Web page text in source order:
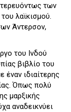
των
λαϊκισμού.
Άντερσον,
του Ινδού
βιβλίο του
έναν ιδιαίτερης
Όπως πολύ
μαρξικής
αναδεικνύει